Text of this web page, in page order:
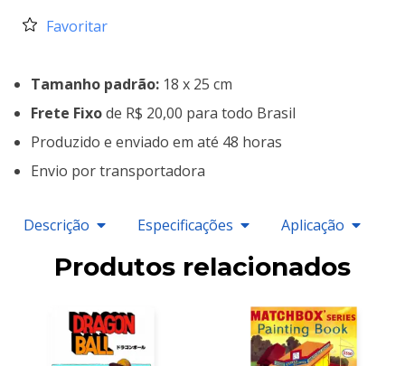
Favoritar
Tamanho padrão: 18 x 25 cm
Frete Fixode R$ 20,00 para todo Brasil
Produzido e enviado em até 48 horas
Envio por transportadora
Descrição Especificações Aplicação
Produtos relacionados